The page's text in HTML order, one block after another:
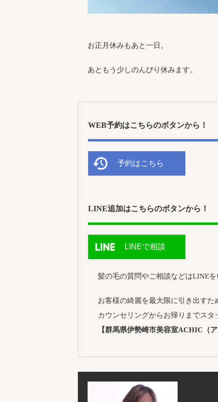
お正月休みもあと一日。
あともう少しのんびり休みます。
WEB予約はこちらのボタンから！
予約はこちら
LINE追加はこちらのボタンから！
LINEで相談
髪の毛の質問やご相談などはLINE
お客様の綺麗を最大限に引き出すた
カウンセリングからお帰りまでス
【群馬県伊勢崎市美容室ACHIC（